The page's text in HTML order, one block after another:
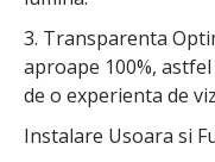
3. Transparenta
aproape 100%,
de o experienta de
Instalare Usoara si